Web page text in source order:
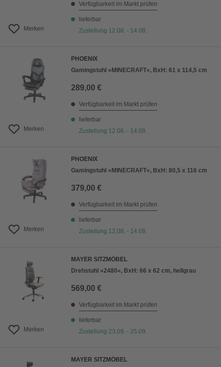
Merken
Verfügbarkeit im Markt prüfen
lieferbar
Zustellung 12.08. - 14.08.
Merken
PHOENIX
Gamingstuhl »MINECRAFT«, BxH: 61 x 114,5 cm
289,00 €
Verfügbarkeit im Markt prüfen
lieferbar
Zustellung 12.08. - 14.08.
Merken
PHOENIX
Gamingstuhl »MINECRAFT«, BxH: 80,5 x 116 cm
379,00 €
Verfügbarkeit im Markt prüfen
lieferbar
Zustellung 12.08. - 14.08.
Merken
MAYER SITZMÖBEL
Drehstuhl »2480«, BxH: 66 x 62 cm, hellgrau
569,00 €
Verfügbarkeit im Markt prüfen
lieferbar
Zustellung 23.09. - 25.09.
MAYER SITZMÖBEL